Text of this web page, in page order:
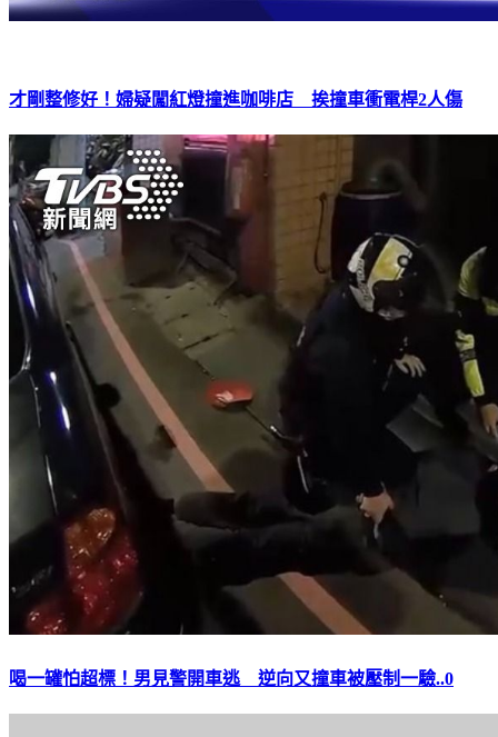
才剛整修好！婦疑闖紅燈撞進咖啡店 挨撞車衝電桿2人傷
喝一罐怕超標！男見警開車逃 逆向又撞車被壓制一驗..0